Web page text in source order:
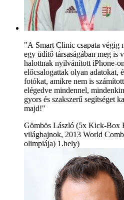
"A Smart Clinic csapata végig
egy üdítő társaságában meg is
halottnak nyilvánított iPhone-
előcsalogattak olyan adatokat,
fotókat, amikre nem is
elégedve mindennel,
gyors és szakszerű segítséget
majd!"
Gömbös László (5x Kick-Box
világbajnok, 2013 World
olimpiája) 1.hely)